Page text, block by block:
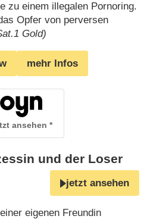
zu einem illegalen Pornoring.
Opfer von perversen
Gold)
mehr Infos
ansehen
und der Loser
jetzt ansehen
eigenen Freundin